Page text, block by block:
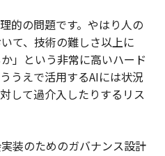
的の問題です。やはり人の
て、技術の難しさ以上に
」という非常に高いハード
うえで活用するAIには状況
して過介入したりするリス
装のためのガバナンス設計